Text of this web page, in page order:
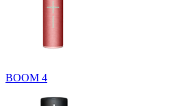
BOOM 4